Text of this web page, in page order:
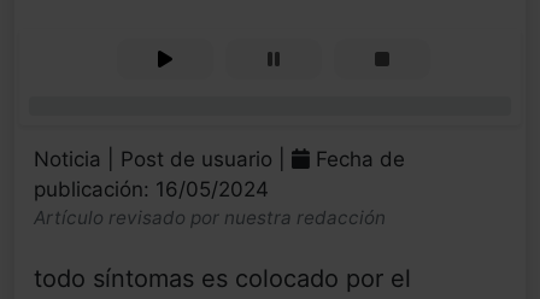
Noticia | Post de usuario |
Fecha de
publicación: 16/05/2024
Artículo revisado por nuestra redacción
todo síntomas es colocado por el